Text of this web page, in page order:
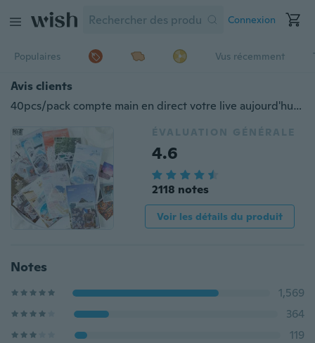
Connexion
Populaires Vus récemment
Avis clients
40pcs/pack compte main en direct votre live aujourd'hui série d'autocollants washi couleur européenne simple vie mosaïque mosaïque agenda anglais gribouillis journal intime album décoration big sticker bag 10 styles
ÉVALUATION GÉNÉRALE
4.6
2118 notes
Voir les détails du produit
Notes
1,569
364
119